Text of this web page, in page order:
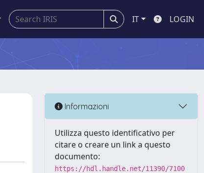
IT LOGIN
Informazioni
Utilizza questo identificativo per
citare o creare un link a questo
documento:
https://hdl.handle.net/11390/7100